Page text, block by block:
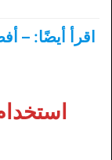
اقرأ أيضًا: –